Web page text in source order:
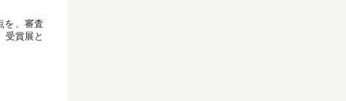
を、審査
受賞展と